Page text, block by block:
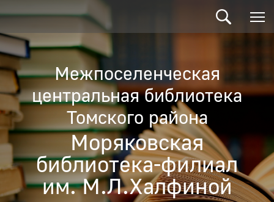
Межпоселенческая
центральная библиотека
Томского района
Моряковская
библиотека-филиал
им. М.Л.Халфиной